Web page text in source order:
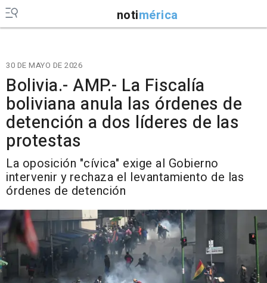
notimérica
30 DE MAYO DE 2026
Bolivia.- AMP.- La Fiscalía
boliviana anula las órdenes de
detención a dos líderes de las
protestas
La oposición "cívica" exige al Gobierno
intervenir y rechaza el levantamiento de las
órdenes de detención